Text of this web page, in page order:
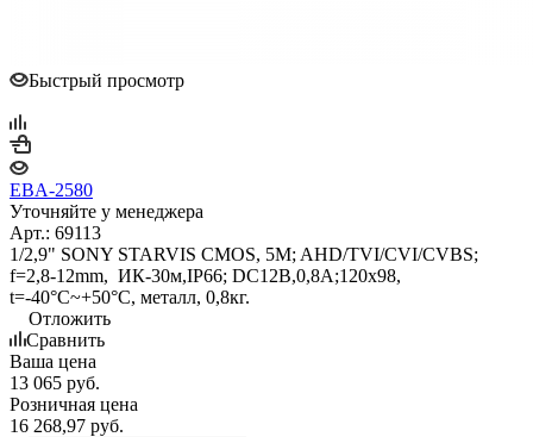
Быстрый просмотр
EBA-2580
Уточняйте у менеджера
Арт.: 69113
1/2,9" SONY STARVIS CMOS, 5M; AHD/TVI/CVI/CVBS;
f=2,8-12mm, ИК-30м,IP66; DC12B,0,8A;120x98,
t=-40°C~+50°C, металл, 0,8кг.
Отложить
Сравнить
Ваша цена
13 065 руб.
Розничная цена
16 268,97 руб.